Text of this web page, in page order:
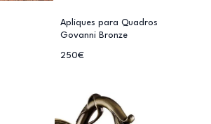
Apliques para Quadros
Govanni Bronze
250€